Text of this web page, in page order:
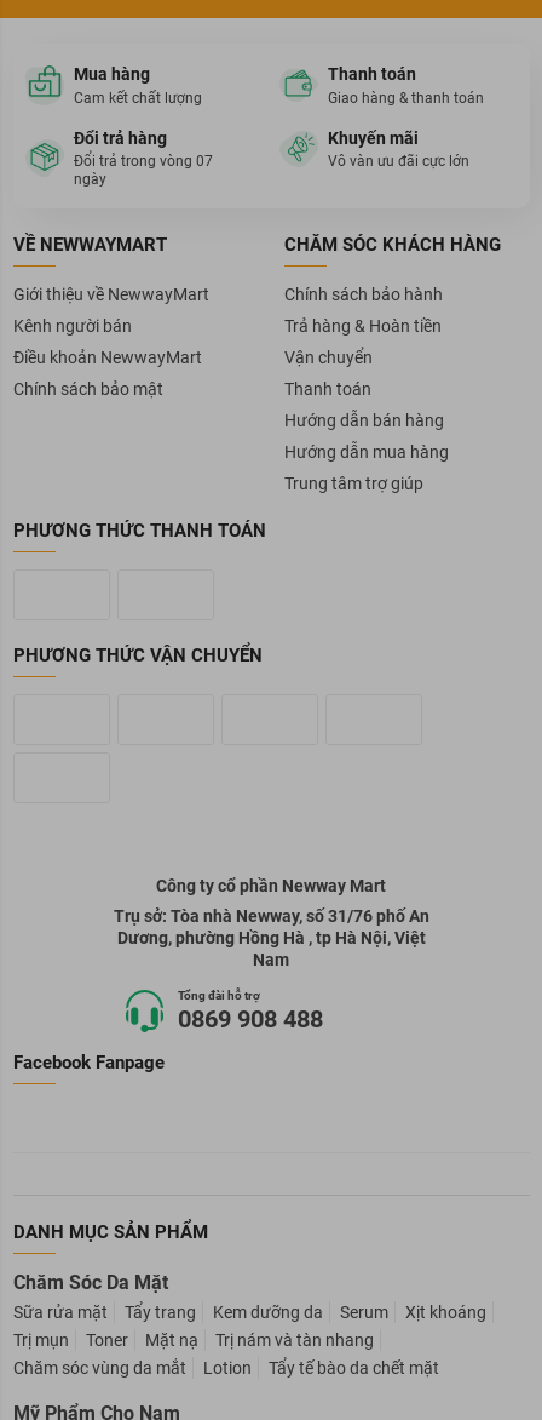
Mua hàng
Cam kết chất lượng
Thanh toán
Giao hàng & thanh toán
Đổi trả hàng
Đổi trả trong vòng 07
ngày
Khuyến mãi
Vô vàn ưu đãi cực lớn
VỀ NEWWAYMART
Giới thiệu về NewwayMart
Kênh người bán
Điều khoản NewwayMart
Chính sách bảo mật
CHĂM SÓC KHÁCH HÀNG
Chính sách bảo hành
Trả hàng & Hoàn tiền
Vận chuyển
Thanh toán
Hướng dẫn bán hàng
Hướng dẫn mua hàng
Trung tâm trợ giúp
PHƯƠNG THỨC THANH TOÁN
PHƯƠNG THỨC VẬN CHUYỂN
Công ty cổ phần Newway Mart
Trụ sở: Tòa nhà Newway, số 31/76 phố An
Dương, phường Hồng Hà , tp Hà Nội, Việt
Tổng đài hỗ trợ
Facebook Fanpage
DANH MỤC SẢN PHẨM
Chăm Sóc Da Mặt
Sữa rửa mặt Tẩy trang Kem dưỡng da Serum
Trị mụn
Toner Mặt nạ
Trị nám và tàn nhang